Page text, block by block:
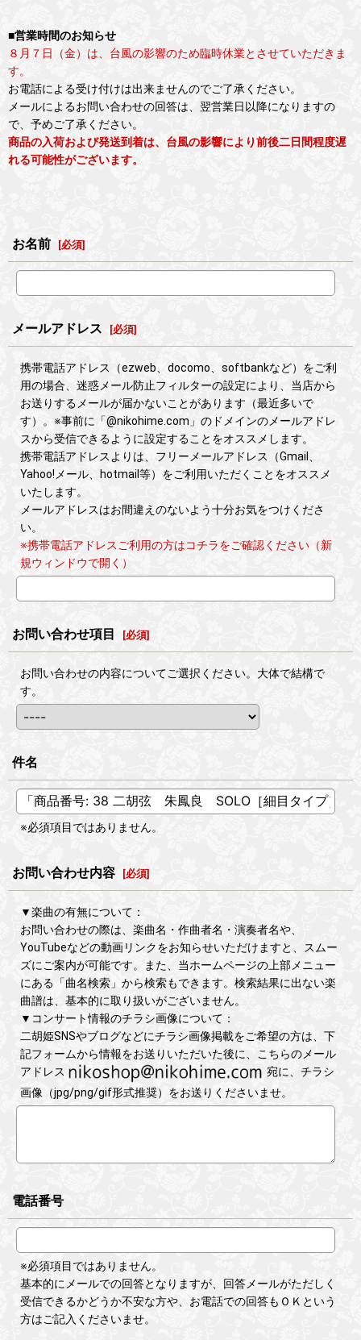
■営業時間のお知らせ
８月７日（金）は、台風の影響のため臨時休業とさせていただきま
す。
お電話による受け付けは出来ませんのでご了承ください。
メールによるお問い合わせの回答は、翌営業日以降になりますの
で、予めご了承ください。
商品の入荷および発送到着は、台風の影響により前後二日間程度遅
れる可能性がございます。
お名前 [必須]
メールアドレス [必須]
携帯電話アドレス（ezweb、docomo、softbankなど）をご利
用の場合、迷惑メール防止フィルターの設定により、当店から
お送りするメールが届かないことがあります（最近多いで
す）。※事前に「@nikohime.com」のドメインのメールアドレ
スから受信できるように設定することをオススメします。
携帯電話アドレスよりは、フリーメールアドレス（Gmail、
Yahoo!メール、hotmail等）をご利用いただくことをオススメ
いたします。
メールアドレスはお間違えのないよう十分お気をつけくださ
い。
※携帯電話アドレスご利用の方はコチラをご確認ください（新
規ウィンドウで開く）
お問い合わせ項目 [必須]
お問い合わせの内容についてご選択ください。大体で結構で
す。
件名
※必須項目ではありません。
お問い合わせ内容 [必須]
▼楽曲の有無について：
お問い合わせの際は、楽曲名・作曲者名・演奏者名や、
YouTubeなどの動画リンクをお知らせいただけますと、スムー
ズにご案内が可能です。また、当ホームページの上部メニュー
にある「曲名検索」から検索もできます。検索結果に出ない楽
曲譜は、基本的に取り扱いがございません。
▼コンサート情報のチラシ画像について：
二胡姫SNSやブログなどにチラシ画像掲載をご希望の方は、下
記フォームから情報をお送りいただいた後に、こちらのメール
アドレス
宛に、チラシ
画像（jpg/png/gif形式推奨）をお送りくださいませ。
電話番号
※必須項目ではありません。
基本的にメールでの回答となりますが、回答メールがただしく
受信できるかどうか不安な方や、お電話での回答もＯＫという
方はご記入くださいませ。